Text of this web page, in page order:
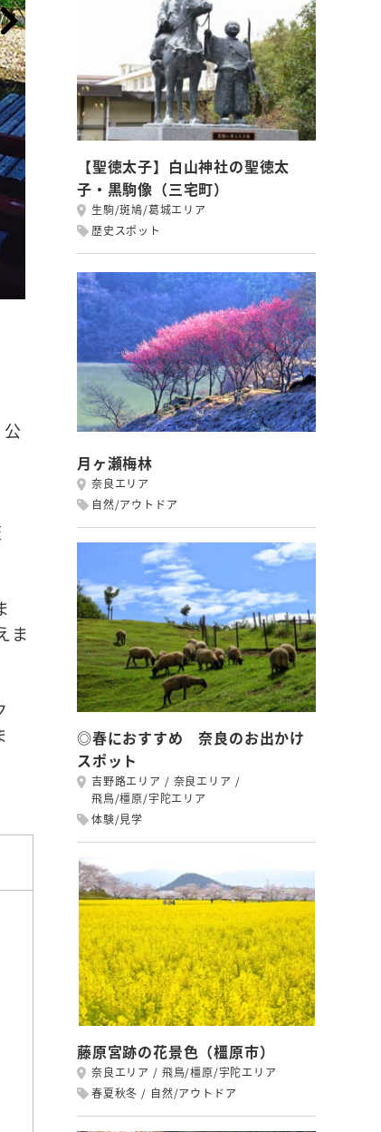
ま
【聖徳太子】白山神社の聖徳太
子・黒駒像（三宅町）
生駒/斑鳩/葛城エリア
歴史スポット
月ヶ瀬梅林
奈良エリア
自然/アウトドア
◎春におすすめ 奈良のお出かけ
スポット
吉野路エリア
奈良エリア
飛鳥/橿原/宇陀エリア
体験/見学
藤原宮跡の花景色（橿原市）
奈良エリア
飛鳥/橿原/宇陀エリア
春夏秋冬
自然/アウトドア